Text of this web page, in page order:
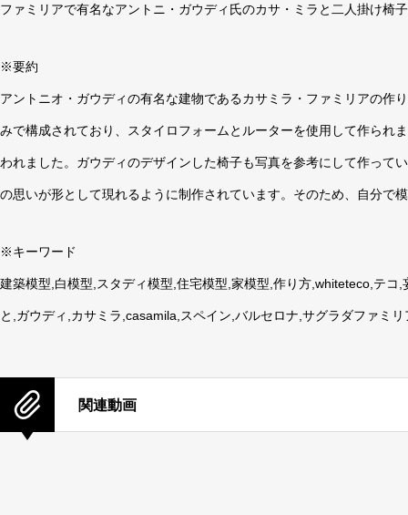
ファミリアで有名なアントニ・ガウディ氏のカサ・ミラと二人掛け椅
※要約
アントニオ・ガウディの有名な建物であるカサミラ・ファミリアの作
みで構成されており、スタイロフォームとルーターを使用して作られ
われました。ガウディのデザインした椅子も写真を参考にして作って
の思いが形として現れるように制作されています。そのため、自分で
※キーワード
建築模型,白模型,スタディ模型,住宅模型,家模型,作り方,whiteteco,テ
と,ガウディ,カサミラ,casamila,スペイン,バルセロナ,サグラダファミ
関連動画